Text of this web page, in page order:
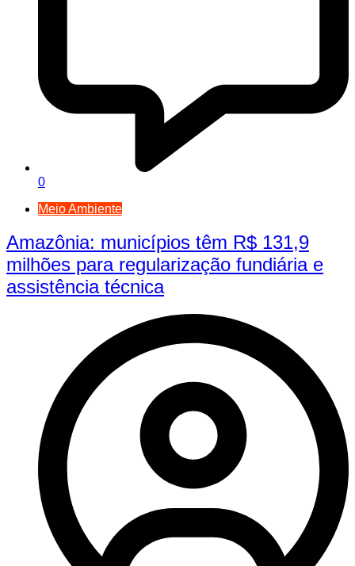
0
Meio Ambiente
Amazônia: municípios têm R$ 131,9
milhões para regularização fundiária e
assistência técnica